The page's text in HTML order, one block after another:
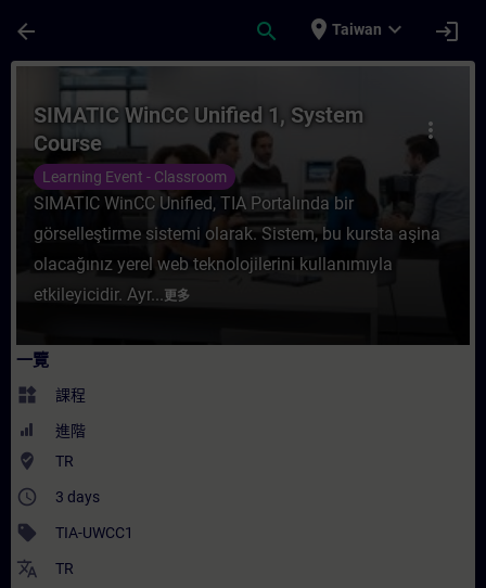
arrow_back search place Taiwan expand_more login
課程 - SIMATIC WinCC Unified 1,
more_vert
SIMATIC WinCC Unified 1, System
Course
Learning Event - Classroom
SIMATIC WinCC Unified, TIA Portalında bir
görselleştirme sistemi olarak. Sistem, bu kursta aşina
olacağınız yerel web teknolojilerini kullanımıyla
etkileyicidir. Ayr...更多
一覽
widgets 課程
進階
where_to_vote TR
access_time 3 days
sell TIA-UWCC1
translate TR